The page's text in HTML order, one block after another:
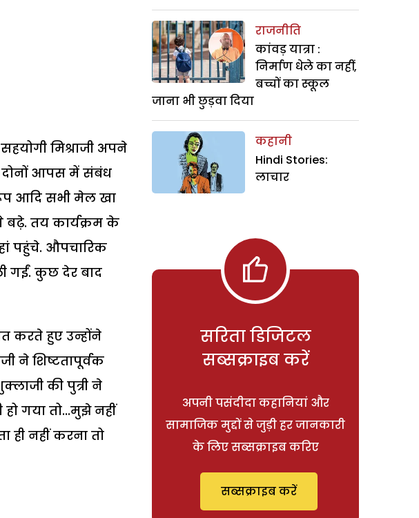
मिश्राजी अपने
दोनों आपस में संबंध
आदि सभी मेल खा
बढ़े. तय कार्यक्रम के
पहुंचे. औपचारिक
गईं. कुछ देर बाद
करते हुए उन्होंने
ने शिष्टतापूर्वक
की पुत्री ने
गया तो...मुझे नहीं
नहीं करना तो
राजनीति
कांवड़ यात्रा :
निर्माण धेले का नहीं,
बच्चों का स्कूल
जाना भी छुड़वा दिया
कहानी
Hindi Stories:
लाचार
सरिता डिजिटल
सब्सक्राइब करें
अपनी पसंदीदा कहानियां और
सामाजिक मुद्दों से जुड़ी हर जानकारी
के लिए सब्सक्राइब करिए
सब्सक्राइब करें